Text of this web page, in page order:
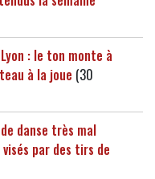
Lyon : le ton monte à
à la joue (30
danse très mal
par des tirs de